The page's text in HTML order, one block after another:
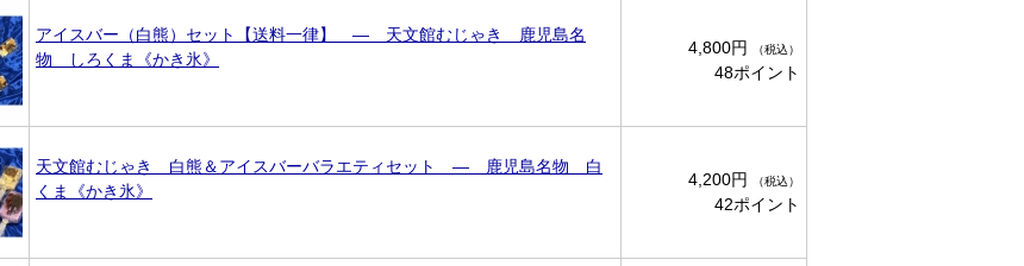
アイスバー（白熊）セット【送料一律】 ― 天文館むじゃき 鹿児島名
物 しろくま《かき氷》
4,800円 （税込）
48ポイント
天文館むじゃき 白熊＆アイスバーバラエティセット ― 鹿児島名物 白
くま《かき氷》
4,200円 （税込）
42ポイント